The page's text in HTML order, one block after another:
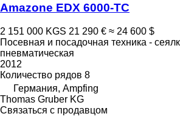
Amazone EDX 6000-TC
2 151 000 KGS 21 290 € ≈ 24 600 $
Посевная и посадочная техника -
пневматическая
2012
Количество рядов 8
Германия, Ampfing
Thomas Gruber KG
Связаться с продавцом